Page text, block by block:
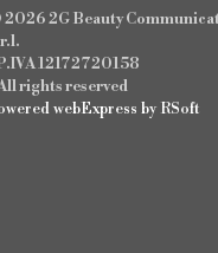
2026 2G Beauty
12172720158
rights reserved
webExpress by RSoft